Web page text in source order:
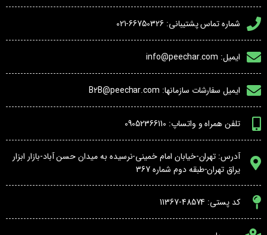
شماره تماس پشتیبانی: 66750326-021
ایمیل: info@peechar.com
ایمیل سفارشات سازمانها: B2B@peechar.com
تلفن همراه و واتساپ: 09052366110
آدرس: تهران-خیابان امام خمینی-نرسیده به میدان حسن آباد-بازار ابزار
یراق تهران-طبقه دوم شماره 367
کد پستی: 48574-11367